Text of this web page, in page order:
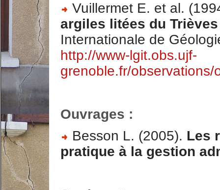
Vuillermet E. et al.
argiles litées du
Internationale de
http://www-lgit.obs.ujf-
grenoble.fr/
Ouvrages :
Besson L. (2005). Les
pratique à la gestion